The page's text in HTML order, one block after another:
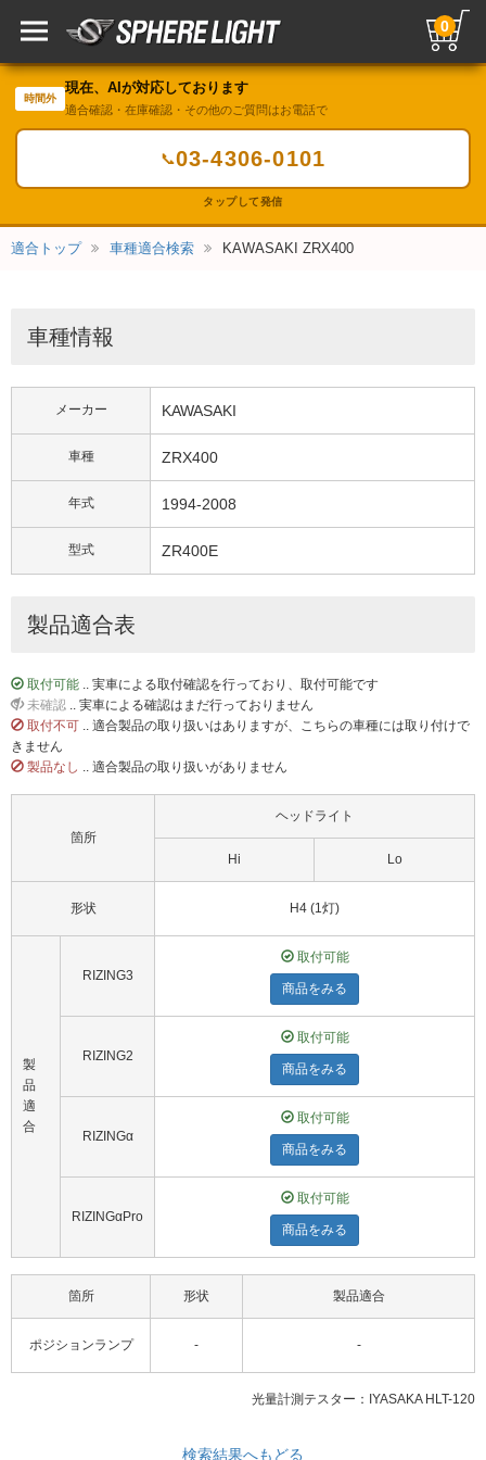
0
時間外
現在、AIが対応しております
適合確認・在庫確認・その他のご質問はお電話で
📞03-4306-0101
タップして発信
適合トップ 車種適合検索 KAWASAKI ZRX400
車種情報
メーカー KAWASAKI
車種 ZRX400
年式 1994-2008
型式 ZR400E
製品適合表
取付可能 .. 実車による取付確認を行っており、取付可能です
未確認 .. 実車による確認はまだ行っておりません
取付不可 .. 適合製品の取り扱いはありますが、こちらの車種には取り付けで
きません
製品なし .. 適合製品の取り扱いがありません
箇所
ヘッドライト
Hi Lo
形状 H4 (1灯)
製
品
適
合
RIZING3
取付可能
商品をみる
RIZING2
取付可能
商品をみる
RIZINGα
取付可能
商品をみる
RIZINGαPro
取付可能
商品をみる
箇所 形状 製品適合
ポジションランプ - -
光量計測テスター：IYASAKA HLT-120
検索結果へもどる